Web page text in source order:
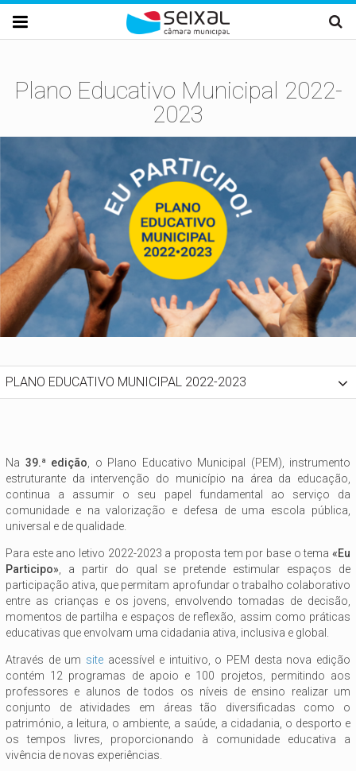
Passar para o conteúdo principal

Plano Educativo Municipal 2022-
2023
PLANO EDUCATIVO MUNICIPAL 2022-2023
Na 39.ª edição , o Plano Educativo Municipal (PEM), instrumento
estruturante da intervenção do município na área da educação,
continua a assumir o seu papel fundamental ao serviço da
comunidade e na valorização e defesa de uma escola pública,
universal e de qualidade.
Para este ano letivo 2022-2023 a proposta tem por base o tema «Eu
Participo» , a partir do qual se pretende estimular espaços de
participação ativa, que permitam aprofundar o trabalho colaborativo
entre as crianças e os jovens, envolvendo tomadas de decisão,
momentos de partilha e espaços de reflexão, assim como práticas
educativas que envolvam uma cidadania ativa, inclusiva e global.
Através de um siteacessível e intuitivo, o PEM desta nova edição
contém 12 programas de apoio e 100 projetos, permitindo aos
professores e alunos de todos os níveis de ensino realizar um
conjunto de atividades em áreas tão diversificadas como o
património, a leitura, o ambiente, a saúde, a cidadania, o desporto e
os tempos livres, proporcionando à comunidade educativa a
vivência de novas experiências.